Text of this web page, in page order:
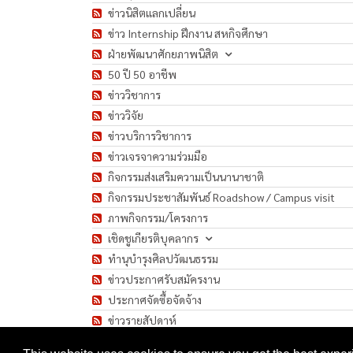
ข่าวนิสิตแลกเปลี่ยน
ข่าว Internship ฝึกงาน สหกิจศึกษา
ฝ่ายพัฒนาศักยภาพนิสิต
50 ปี 50 อาชีพ
ข่าววิชาการ
ข่าววิจัย
ข่าวบริการวิชาการ
ข่าวเจรจาความร่วมมือ
กิจกรรมส่งเสริมความเป็นนานาชาติ
กิจกรรมประชาสัมพันธ์ Roadshow / Campus visit
ภาพกิจกรรม/โครงการ
เชิดชูเกียรติบุคลากร
ทำนุบำรุงศิลปวัฒนธรรม
ข่าวประกาศรับสมัครงาน
ประกาศจัดซื้อจัดจ้าง
ข่าวรายสัปดาห์